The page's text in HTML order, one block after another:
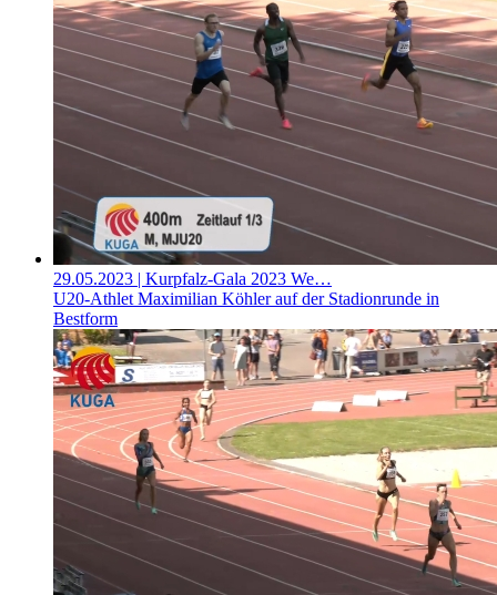
29.05.2023 | Kurpfalz-Gala 2023 We…
U20-Athlet Maximilian Köhler auf der Stadionrunde in
Bestform